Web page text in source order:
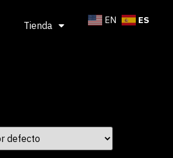
Tienda EN ES